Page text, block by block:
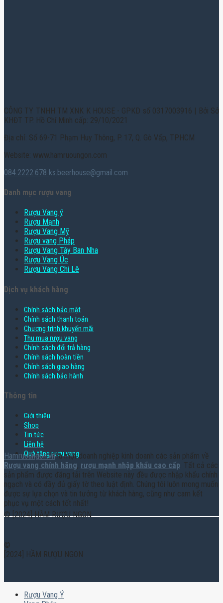
CÔNG TY TNHH TM XNK K HOUSE - GPKD số 0317003916 | Bởi Sở
KHĐT TP. Hồ Chí Minh cấp: 29/10/2021
Địa chỉ: Số 69-71 Phạm Huy Thông, P. 17, Q. Gò Vấp, TPHCM
Website: www.hamruoungon.com
084.2222.678 ks.beerhouse@gmail.com
Danh mục rượu vang
Rượu Vang ý
Rượu Mạnh
Rượu Vang Mỹ
Rượu vang Pháp
Rượu Vang Tây Ban Nha
Rượu Vang Úc
Rượu Vang Chi Lê
Dịch vụ khách hàng
Chính sách bảo mật
Chính sách thanh toán
Chương trình khuyến mãi
Thu mua rượu vang
Chính sách đổi trả hàng
Chính sách hoàn tiền
Chính sách giao hàng
Chính sách bảo hành
Thông tin
Giới thiệu
Shop
Tin tức
Liên hệ
Quà tặng rượu vang
Hamruoungon.vnlà một doanh nghiệp kinh doanh các sản phẩm về
Rượu vang chính hãng, rượu mạnh nhập khẩu cao cấp. Tất cả các
sản phẩm được đăng tải trên Website này đều được nhập khẩu chính
ngạch và có đầy đủ giấy tờ theo luật định. Chúng tôi luôn mong muốn
được sự lựa chọn và tin tưởng từ khách hàng, cũng như cam kết
phục vụ một cách tốt nhất!
© [2024] HẦM RƯỢU NGON
©
[2024] HẦM RƯỢU NGON
Rượu Vang Ý